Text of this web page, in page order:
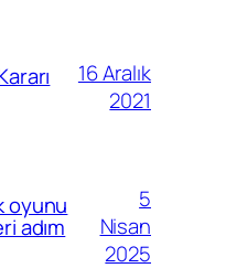
16 Aralık
2021
oyunu
adım
5
Nisan
2025